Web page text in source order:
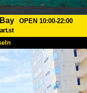
OPEN 10:00-22:00
Preise